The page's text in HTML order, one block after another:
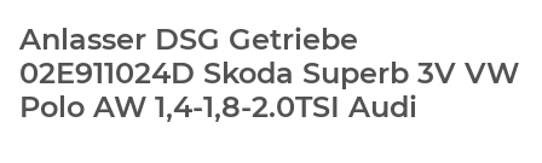
Anlasser DSG Getriebe
02E911024D Skoda Superb 3V VW
Polo AW 1,4-1,8-2.0TSI Audi